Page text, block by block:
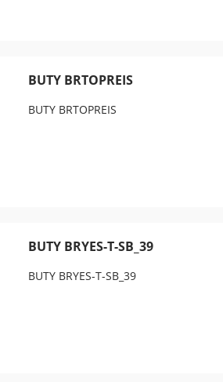
BUTY BRTOPREIS
BUTY BRTOPREIS
BUTY BRYES-T-SB_39
BUTY BRYES-T-SB_39